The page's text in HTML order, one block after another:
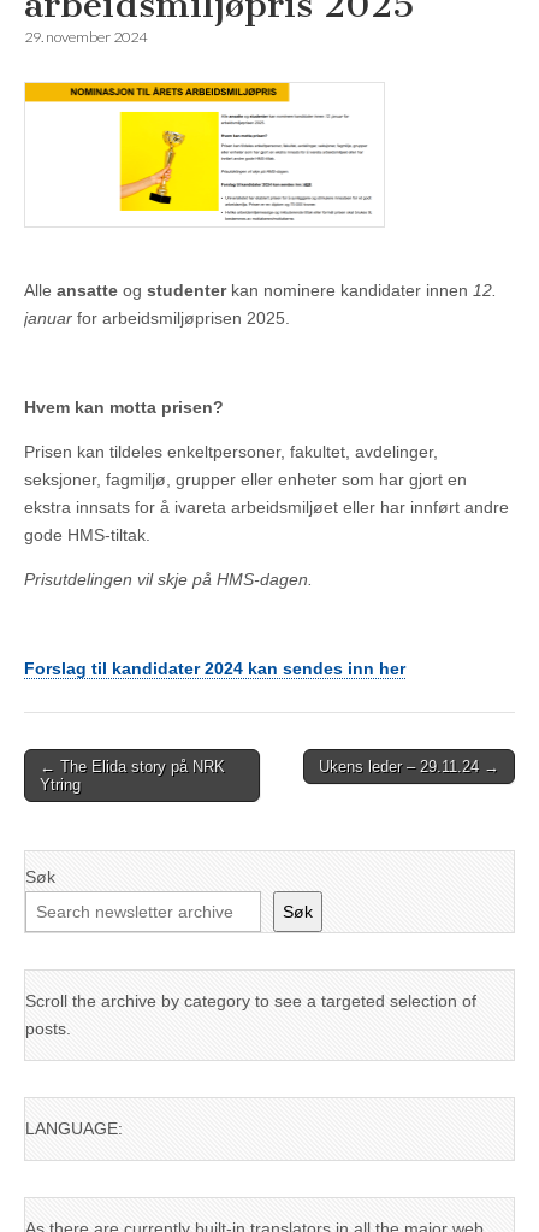
29. november 2024
Alle ansatte og studenter kan nominere kandidater innen 12.
januar for arbeidsmiljøprisen 2025.
Hvem kan motta prisen?
Prisen kan tildeles enkeltpersoner, fakultet, avdelinger,
seksjoner, fagmiljø, grupper eller enheter som har gjort en
ekstra innsats for å ivareta arbeidsmiljøet eller har innført andre
gode HMS-tiltak.
Prisutdelingen vil skje på HMS-dagen.
Forslag til kandidater 2024 kan sendes inn her
Post
navigation
← The Elida story på NRK
Ytring
Ukens leder – 29.11.24 →
Søk
Søk
Scroll the archive by category to see a targeted selection of
posts.
LANGUAGE:
As there are currently built-in translators in all the major web